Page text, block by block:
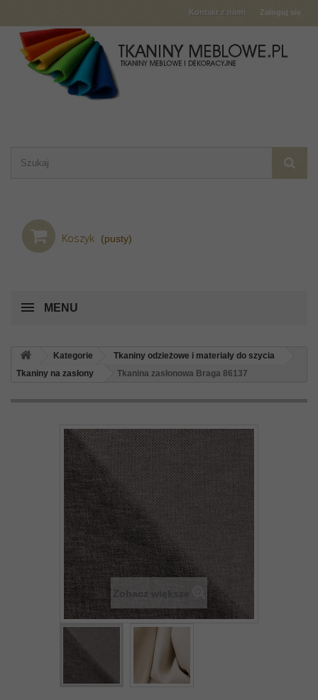
Zaloguj się
Kontakt z nami
Koszyk (pusty)
MENU
Kategorie
Tkaniny odzieżowe i materiały do szycia
Tkaniny na zasłony
Tkanina zasłonowa Braga 86137
Zobacz większe